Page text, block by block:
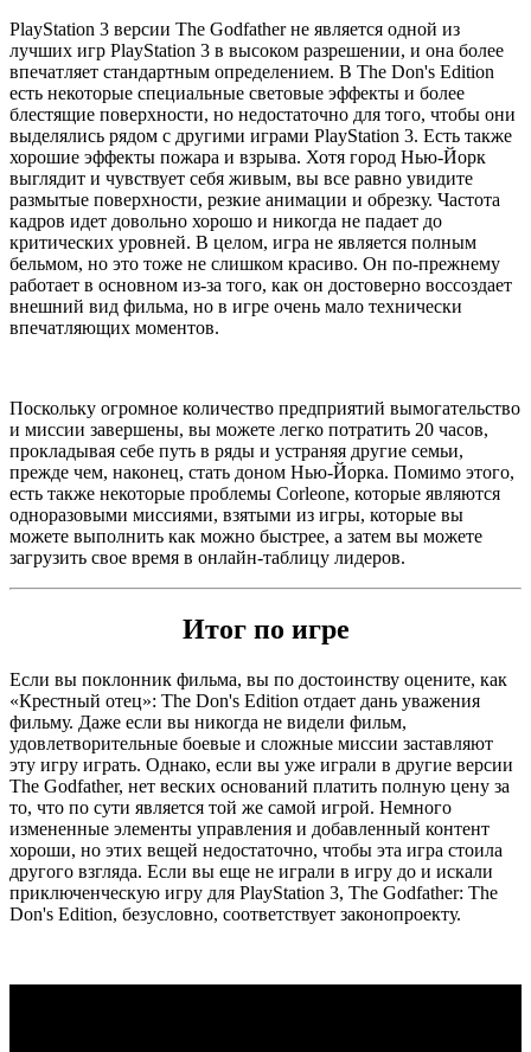
PlayStation 3 версии The Godfather не является одной из
лучших игр PlayStation 3 в высоком разрешении, и она более
впечатляет стандартным определением. В The Don's Edition
есть некоторые специальные световые эффекты и более
блестящие поверхности, но недостаточно для того, чтобы они
выделялись рядом с другими играми PlayStation 3. Есть также
хорошие эффекты пожара и взрыва. Хотя город Нью-Йорк
выглядит и чувствует себя живым, вы все равно увидите
размытые поверхности, резкие анимации и обрезку. Частота
кадров идет довольно хорошо и никогда не падает до
критических уровней. В целом, игра не является полным
бельмом, но это тоже не слишком красиво. Он по-прежнему
работает в основном из-за того, как он достоверно воссоздает
внешний вид фильма, но в игре очень мало технически
впечатляющих моментов.
Поскольку огромное количество предприятий вымогательство
и миссии завершены, вы можете легко потратить 20 часов,
прокладывая себе путь в ряды и устраняя другие семьи,
прежде чем, наконец, стать доном Нью-Йорка. Помимо этого,
есть также некоторые проблемы Corleone, которые являются
одноразовыми миссиями, взятыми из игры, которые вы
можете выполнить как можно быстрее, а затем вы можете
загрузить свое время в онлайн-таблицу лидеров.
Итог по игре
Если вы поклонник фильма, вы по достоинству оцените, как
«Крестный отец»: The Don's Edition отдает дань уважения
фильму. Даже если вы никогда не видели фильм,
удовлетворительные боевые и сложные миссии заставляют
эту игру играть. Однако, если вы уже играли в другие версии
The Godfather, нет веских оснований платить полную цену за
то, что по сути является той же самой игрой. Немного
измененные элементы управления и добавленный контент
хороши, но этих вещей недостаточно, чтобы эта игра стоила
другого взгляда. Если вы еще не играли в игру до и искали
приключенческую игру для PlayStation 3, The Godfather: The
Don's Edition, безусловно, соответствует законопроекту.